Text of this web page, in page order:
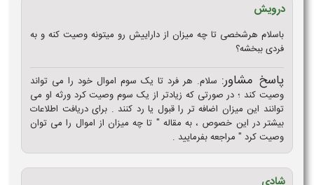
درویش
باسلام هرشخصی تا چه میزان از داراییش رو میتونه وصیت کنه و به
فردی ببخشه؟
پاسخ مشاور: سلام. هر فرد تا یک سوم اموال خود را می تواند
وصیت کند ؛ در صورتی که زیادتر از یک سوم وصیت کرد ورثه او می
توانند این میزان اضافه تر را قبول یا رد کنند . برای دریافت اطلاعات
بیشتر در این خصوص ، به مقاله " تا چه میزان از اموال را می توان
وصیت کرد " مراجعه بفرمایید .